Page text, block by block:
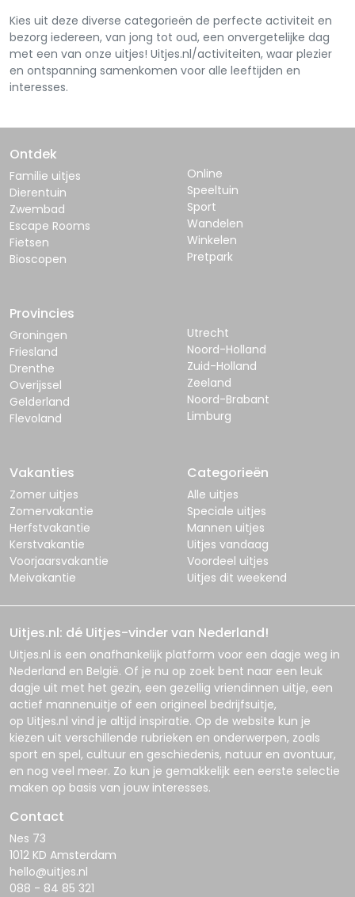
Kies uit deze diverse categorieën de perfecte activiteit en
bezorg iedereen, van jong tot oud, een onvergetelijke dag
met een van onze uitjes! Uitjes.nl/activiteiten, waar plezier
en ontspanning samenkomen voor alle leeftijden en
interesses.
Ontdek
Familie uitjes
Dierentuin
Zwembad
Escape Rooms
Fietsen
Bioscopen
Online
Speeltuin
Sport
Wandelen
Winkelen
Pretpark
Provincies
Groningen
Friesland
Drenthe
Overijssel
Gelderland
Flevoland
Utrecht
Noord-Holland
Zuid-Holland
Zeeland
Noord-Brabant
Limburg
Vakanties
Zomer uitjes
Zomervakantie
Herfstvakantie
Kerstvakantie
Voorjaarsvakantie
Meivakantie
Categorieën
Alle uitjes
Speciale uitjes
Mannen uitjes
Uitjes vandaag
Voordeel uitjes
Uitjes dit weekend
Uitjes.nl: dé Uitjes-vinder van Nederland!
Uitjes.nl is een onafhankelijk platform voor een dagje weg in
Nederland en België. Of je nu op zoek bent naar een leuk
dagje uit met het gezin, een gezellig vriendinnen uitje, een
actief mannenuitje of een origineel bedrijfsuitje,
op Uitjes.nl vind je altijd inspiratie. Op de website kun je
kiezen uit verschillende rubrieken en onderwerpen, zoals
sport en spel, cultuur en geschiedenis, natuur en avontuur,
en nog veel meer. Zo kun je gemakkelijk een eerste selectie
maken op basis van jouw interesses.
Contact
Nes 73
1012 KD Amsterdam
hello@uitjes.nl
088 - 84 85 321